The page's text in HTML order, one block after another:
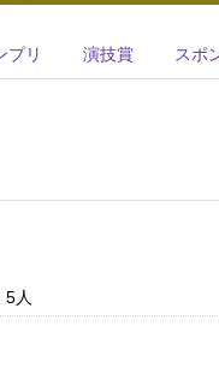
プリ 演技賞 スポ
人